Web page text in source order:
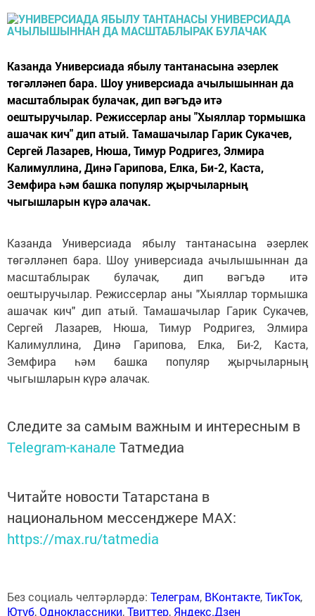
Казанда Универсиада ябылу тантанасына әзерлек
төгәлләнеп бара. Шоу универсиада ачылышыннан да
масштаблырак булачак, дип вәгъдә итә
оештыручылар. Режиссерлар аны "Хыяллар тормышка
ашачак кич" дип атый. Тамашачылар Гарик Сукачев,
Сергей Лазарев, Нюша, Тимур Родригез, Элмира
Калимуллина, Динә Гарипова, Елка, Би-2, Каста,
Земфира һәм башка популяр җырчыларның
чыгышларын күрә алачак.
Казанда Универсиада ябылу тантанасына әзерлек
төгәлләнеп бара. Шоу универсиада ачылышыннан да
масштаблырак булачак, дип вәгъдә итә
оештыручылар. Режиссерлар аны "Хыяллар тормышка
ашачак кич" дип атый. Тамашачылар Гарик Сукачев,
Сергей Лазарев, Нюша, Тимур Родригез, Элмира
Калимуллина, Динә Гарипова, Елка, Би-2, Каста,
Земфира һәм башка популяр җырчыларның
чыгышларын күрә алачак.
Следите за самым важным и интересным в
Telegram-канале Татмедиа
Читайте новости Татарстана в
национальном мессенджере MАХ:
https://max.ru/tatmedia
Без социаль челтәрләрдә: Телеграм, ВКонтакте,ТикТок,
Ютуб,Одноклассники,Твиттер, Яндекс.Дзен